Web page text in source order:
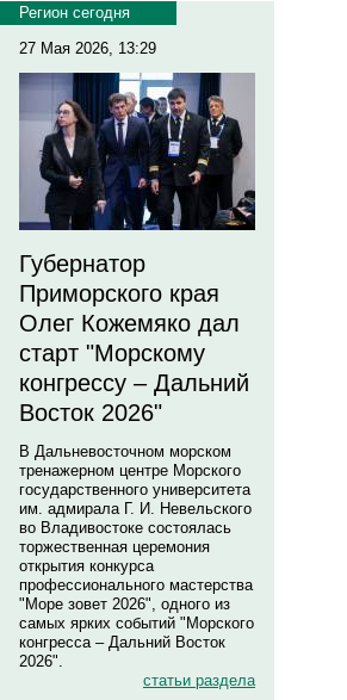
Регион сегодня
27 Мая 2026, 13:29
Губернатор
Приморского края
Олег Кожемяко дал
старт "Морскому
конгрессу – Дальний
Восток 2026"
В Дальневосточном морском
тренажерном центре Морского
государственного университета
им. адмирала Г. И. Невельского
во Владивостоке состоялась
торжественная церемония
открытия конкурса
профессионального мастерства
"Море зовет 2026", одного из
самых ярких событий "Морского
конгресса – Дальний Восток
2026".
статьи раздела